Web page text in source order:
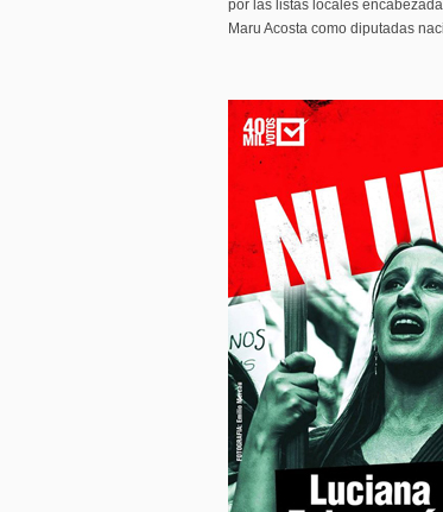
por las listas locales
Maru Acosta como diputadas